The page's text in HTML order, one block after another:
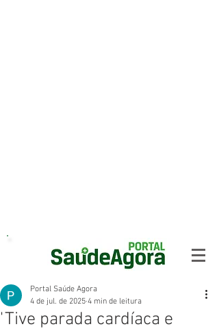
'Tive parada cardíaca e
Portal Saúde Agora
4 de jul. de 2025 4 min de leitura